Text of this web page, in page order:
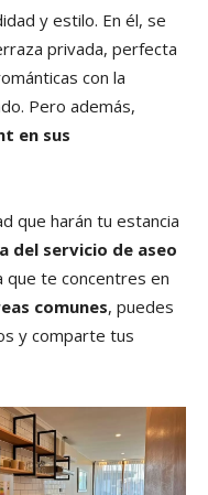
y estilo. En él, se
privada, perfecta
con la
Pero además,
en sus
que harán tu estancia
del servicio de aseo
que te concentres en
comunes, puedes
y comparte tus